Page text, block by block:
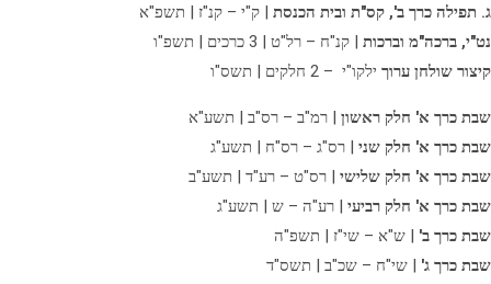
ג. תפילה כרך ב', קס"ת ובית הכנסת | ק"י – קנ"ז | תשפ"א
נט"י, ברכה"מ וברכות | קנ"ח – רל"ט | 3 כרכים | תשפ"ו
קיצור שולחן ערוך ילקו"י – 2 חלקים | תשס"ו
שבת כרך א' חלק ראשון | רמ"ב – רס"ב | תשע"א
שבת כרך א' חלק שני | רס"ג – רס"ח | תשע"ג
שבת כרך א' חלק שלישי | רס"ט – רע"ד | תשע"ב
שבת כרך א' חלק רביעי | רע"ה – ש | תשע"ג
שבת כרך ב' | ש"א – שי"ז | תשפ"ה
שבת כרך ג' | שי"ח – שכ"ב | תשס"ד